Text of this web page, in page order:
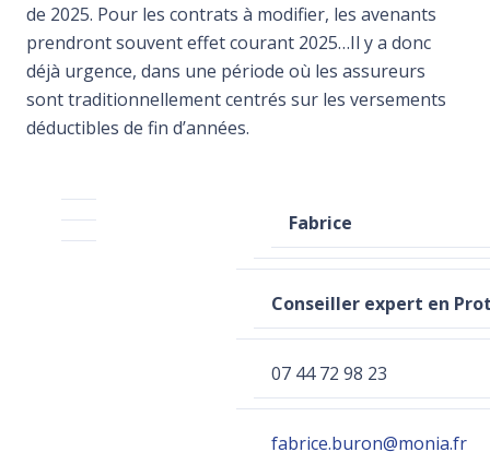
de 2025. Pour les contrats à modifier, les avenants
prendront souvent effet courant 2025…Il y a donc
déjà urgence, dans une période où les assureurs
sont traditionnellement centrés sur les versements
déductibles de fin d’années.
Fabrice
Conseiller expert en
07 44 72 98 23
fabrice.buron@monia.fr